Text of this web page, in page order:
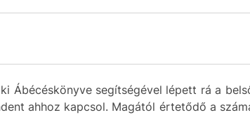
Ábécéskönyve segítségével lépett rá a
ahhoz kapcsol. Magától értetődő a